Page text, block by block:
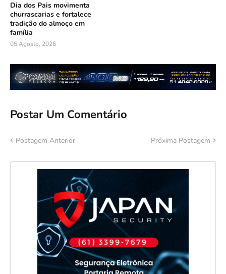
Dia dos Pais movimenta
churrascarias e fortalece
tradição do almoço em
família
05 Agosto, 2026
Postar Um Comentário
Postagem Anterior Próxima Postagem